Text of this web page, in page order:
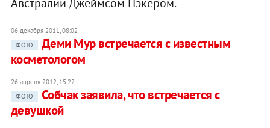
Австралии Джеймсом Пэкером.
06 декабря 2011, 08:02
ФОТО
Деми Мур встречается с известным
косметологом
26 апреля 2012, 15:22
ФОТО
Собчак заявила, что встречается с
девушкой